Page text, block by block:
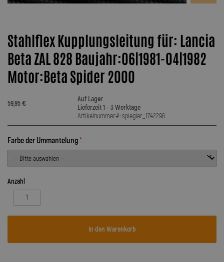
Stahlflex Kupplungsleitung für: Lancia
Beta ZAL 828 Baujahr:06|1981-04|1982
Motor:Beta Spider 2000
59,95 €
Auf Lager
Lieferzeit 1 - 3 Werktage
Artikelnummer#: spiegler_1742296
Farbe der Ummantelung
Anzahl
In den Warenkorb